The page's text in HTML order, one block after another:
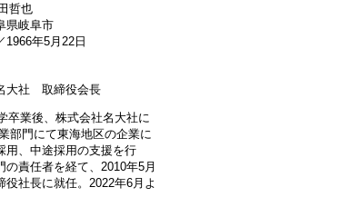
哲也
県岐阜市
1966年5月22日
大社 取締役会長
卒業後、株式会社名大社に
部門にて東海地区の企業に
用、中途採用の支援を行
の責任者を経て、2010年5月
役社長に就任。2022年6月よ